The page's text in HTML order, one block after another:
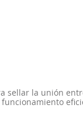
sellar la unión